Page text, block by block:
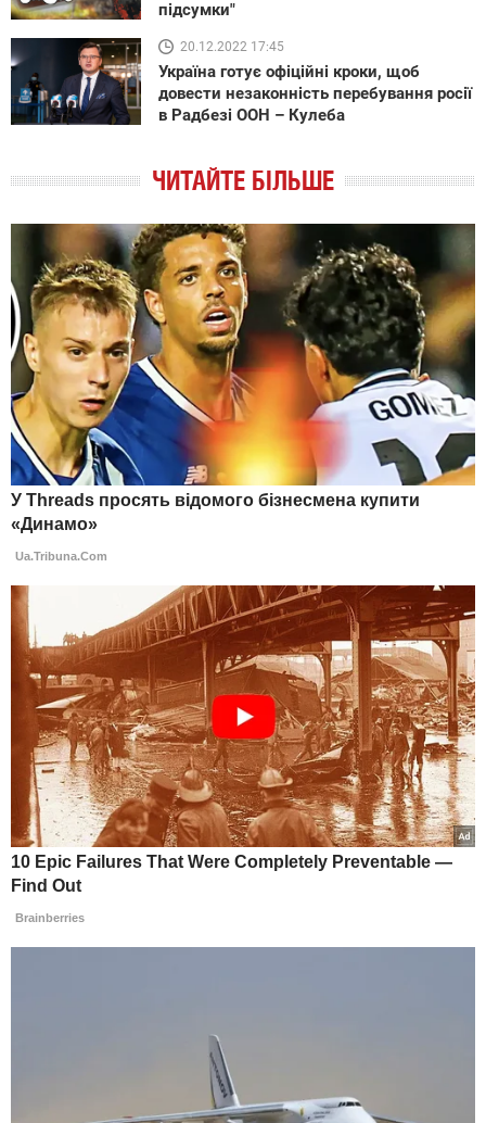
підсумки"
20.12.2022 17:45
Україна готує офіційні кроки, щоб
довести незаконність перебування росії
в Радбезі ООН – Кулеба
ЧИТАЙТЕ БІЛЬШЕ